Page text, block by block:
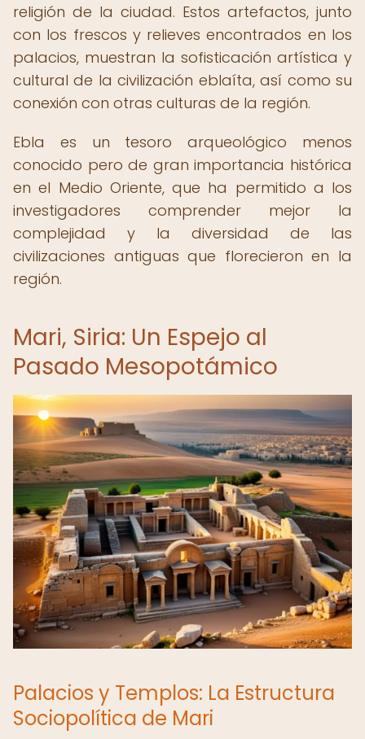
religión de la ciudad. Estos artefactos, junto
con los frescos y relieves encontrados en los
palacios, muestran la sofisticación artística y
cultural de la civilización eblaíta, así como su
conexión con otras culturas de la región.
Ebla es un tesoro arqueológico menos
conocido pero de gran importancia histórica
en el Medio Oriente, que ha permitido a los
investigadores comprender mejor la
complejidad y la diversidad de las
civilizaciones antiguas que florecieron en la
región.
Mari, Siria: Un Espejo al
Pasado Mesopotámico
Palacios y Templos: La Estructura
Sociopolítica de Mari